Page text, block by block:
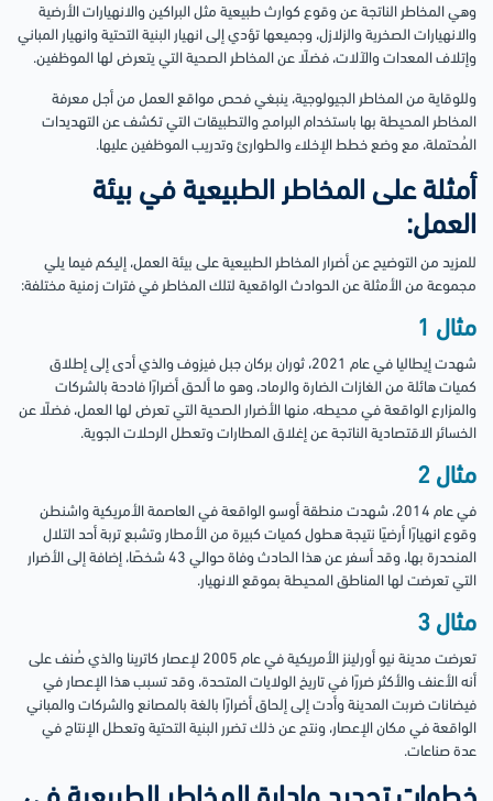
وهي المخاطر الناتجة عن وقوع كوارث طبيعية مثل البراكين والانهيارات الأرضية
والانهيارات الصخرية والزلازل، وجميعها تؤدي إلى انهيار البنية التحتية وانهيار المباني
وإتلاف المعدات والآلات، فضلًا عن المخاطر الصحية التي يتعرض لها الموظفين.
وللوقاية من المخاطر الجيولوجية، ينبغي فحص مواقع العمل من أجل معرفة
المخاطر المحيطة بها باستخدام البرامج والتطبيقات التي تكشف عن التهديدات
المُحتملة، مع وضع خطط الإخلاء والطوارئ وتدريب الموظفين عليها.
أمثلة على المخاطر الطبيعية في بيئة
العمل:
للمزيد من التوضيح عن أضرار المخاطر الطبيعية على بيئة العمل، إليكم فيما يلي
مجموعة من الأمثلة عن الحوادث الواقعية لتلك المخاطر في فترات زمنية مختلفة:
مثال 1
شهدت إيطاليا في عام 2021، ثوران بركان جبل فيزوف والذي أدى إلى إطلاق
كميات هائلة من الغازات الضارة والرماد، وهو ما ألحق أضرارًا فادحة بالشركات
والمزارع الواقعة في محيطه، منها الأضرار الصحية التي تعرض لها العمل، فضلًا عن
الخسائر الاقتصادية الناتجة عن إغلاق المطارات وتعطل الرحلات الجوية.
مثال 2
في عام 2014، شهدت منطقة أوسو الواقعة في العاصمة الأمريكية واشنطن
وقوع انهيارًا أرضيًا نتيجة هطول كميات كبيرة من الأمطار وتشبع تربة أحد التلال
المنحدرة بها، وقد أسفر عن هذا الحادث وفاة حوالي 43 شخصًا، إضافة إلى الأضرار
التي تعرضت لها المناطق المحيطة بموقع الانهيار.
مثال 3
تعرضت مدينة نيو أورلينز الأمريكية في عام 2005 لإعصار كاترينا والذي صُنف على
أنه الأعنف والأكثر ضررًا في تاريخ الولايات المتحدة، وقد تسبب هذا الإعصار في
فيضانات ضربت المدينة وأدت إلى إلحاق أضرارًا بالغة بالمصانع والشركات والمباني
الواقعة في مكان الإعصار، ونتج عن ذلك تضرر البنية التحتية وتعطل الإنتاج في
عدة صناعات.